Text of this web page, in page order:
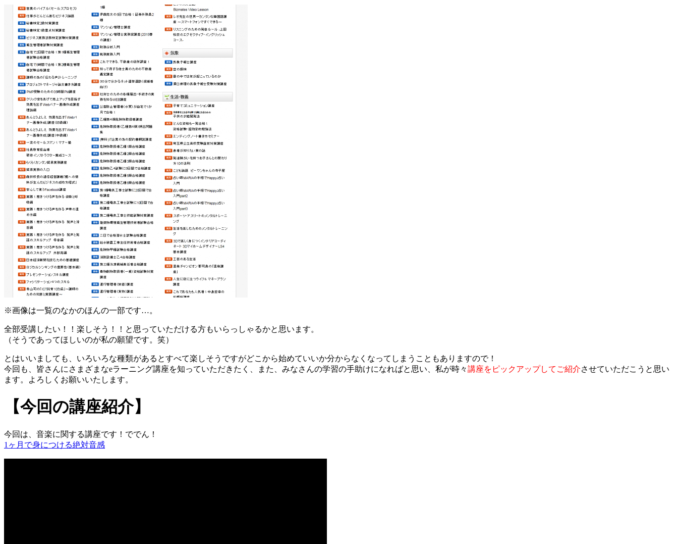
※画像は一覧のなかのほんの一部です…。
全部受講したい！！楽しそう！！と思っていただける方もいらっしゃるかと思います。
（そうであってほしいのが私の願望です。笑）
とはいいましても、いろいろな種類があるとすべて楽しそうですがどこから始めていいか分からなくなってしまうこともありますので！
今回も、皆さんにさまざまなeラーニング講座を知っていただきたく、また、みなさんの学習の手助けになればと思い、私が時々講座をピックアップしてご紹介させていただこうと思い
ます。よろしくお願いいたします。
【今回の講座紹介】
今回は、音楽に関する講座です！ででん！
1ヶ月で身につける絶対音感